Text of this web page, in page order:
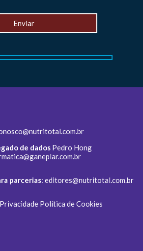
de dados Pedro Hong
parcerias: editores@nutritotal.com.br
Política de Cookies